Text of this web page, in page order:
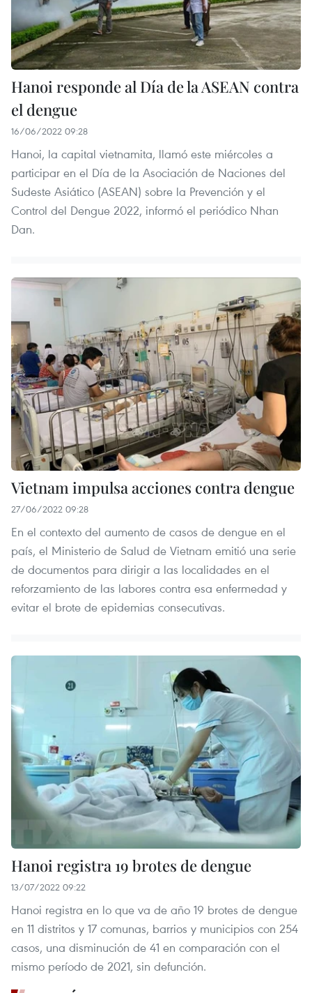
Hanoi responde al Día de la ASEAN contra
el dengue
16/06/2022 09:28
Hanoi, la capital vietnamita, llamó este miércoles a
participar en el Día de la Asociación de Naciones del
Sudeste Asiático (ASEAN) sobre la Prevención y el
Control del Dengue 2022, informó el periódico Nhan
Dan.
Vietnam impulsa acciones contra dengue
27/06/2022 09:28
En el contexto del aumento de casos de dengue en el
país, el Ministerio de Salud de Vietnam emitió una serie
de documentos para dirigir a las localidades en el
reforzamiento de las labores contra esa enfermedad y
evitar el brote de epidemias consecutivas.
Hanoi registra 19 brotes de dengue
13/07/2022 09:22
Hanoi registra en lo que va de año 19 brotes de dengue
en 11 distritos y 17 comunas, barrios y municipios con 254
casos, una disminución de 41 en comparación con el
mismo período de 2021, sin defunción.